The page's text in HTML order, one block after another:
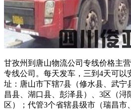
甘孜州到唐山物流公司专线价格主
专线公司。每天发车，三到4天可以
址：唐山市下辖7县（修水县、武宁
昌县、湖口县、彭泽县）、3区（浔
区）；代管3个省辖县级市（瑞昌市